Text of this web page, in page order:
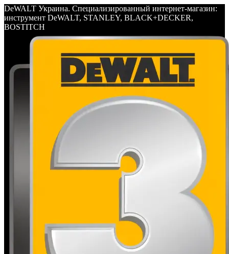
DeWALT Украина. Специализированный интернет-магазин:
инструмент DeWALT, STANLEY, BLACK+DECKER,
BOSTITCH